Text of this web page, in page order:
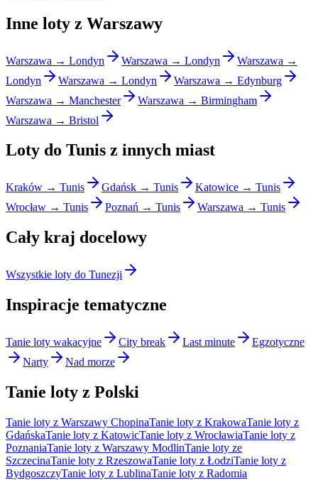
Inne loty z Warszawy
Warszawa → Londyn Warszawa → Londyn
Warszawa →
Londyn
Warszawa → Londyn
Warszawa → Edynburg
Warszawa → Manchester
Warszawa → Birmingham
Warszawa → Bristol
Loty do Tunis z innych miast
Kraków → Tunis Gdańsk → Tunis
Katowice → Tunis
Wrocław → Tunis
Poznań → Tunis Warszawa → Tunis
Cały kraj docelowy
Wszystkie loty do Tunezji
Inspiracje tematyczne
Tanie loty wakacyjne City break Last minute
Egzotyczne
Narty
Nad morze
Tanie loty z Polski
Tanie loty z Warszawy ChopinaTanie loty z KrakowaTanie loty z
GdańskaTanie loty z KatowicTanie loty z WrocławiaTanie loty z
PoznaniaTanie loty z Warszawy ModlinTanie loty ze
SzczecinaTanie loty z RzeszowaTanie loty z ŁodziTanie loty z
BydgoszczyTanie loty z LublinaTanie loty z Radomia